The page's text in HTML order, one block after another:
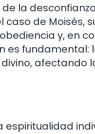
la
de Moisés,
y, en
es fundamental:
afectando